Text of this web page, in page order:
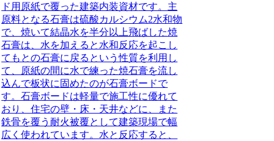
ド用原紙で覆った建築内装資材です。 主
原料となる石膏は硫酸カルシウム2水和物
で、焼いて結晶水を半分以上飛ばした焼
石膏は、水を加えると水和反応を起こし
てもとの石膏に戻る という性質を利用し
て、原紙の間に水で練った焼石膏を流し
込んで板状に固めたのが石膏ボードで
す。石膏ボードは軽量で施工性に優れて
おり、住宅の壁・床・天井などに、また
鉄骨を覆う耐火被覆として建築現場で幅
広く使われています。 水と反応すると、